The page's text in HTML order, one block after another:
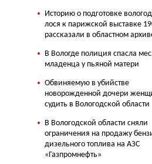
Историю о подготовке
лося к парижской выставке
рассказали в областном
В Вологде полиция спасла
младенца у пьяной матери
Обвиняемую в убийстве
новорожденной дочери
судить в Вологодской области
В Вологодской области сняли
ограничения на продажу
дизельного топлива на АЗС
«Газпромнефть»